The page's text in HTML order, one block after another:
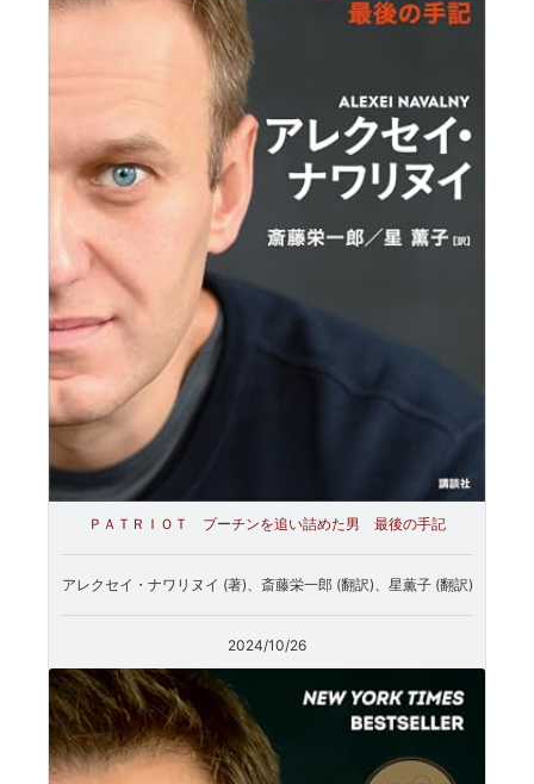
ＰＡＴＲＩＯＴ プーチンを追い詰めた男 最後の手記
アレクセイ・ナワリヌイ (著)、斎藤栄一郎 (翻訳)、星薫子 (翻訳)
2024/10/26